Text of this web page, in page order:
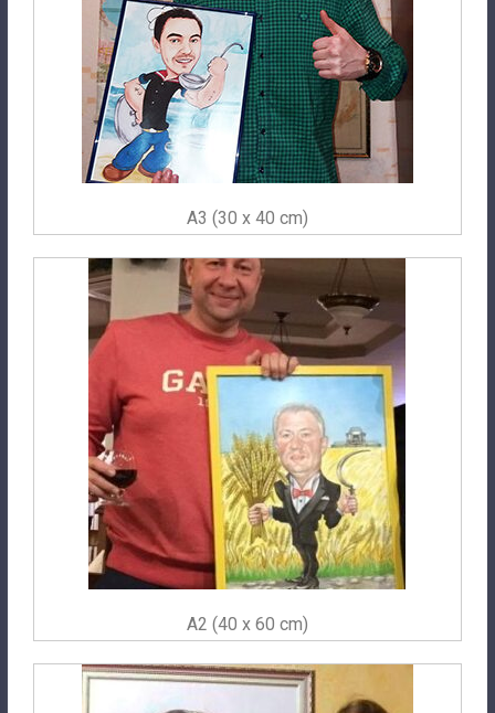
A3 (30 x 40 cm)
A2 (40 x 60 cm)